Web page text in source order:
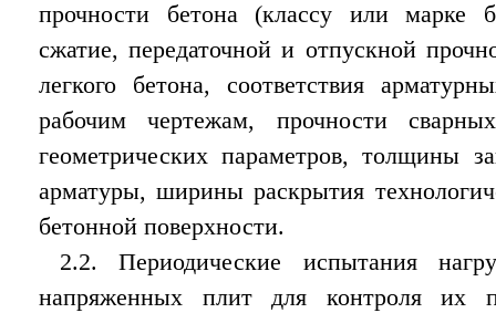
прочности бетона (классу или марке
сжатие, передаточной и отпускной
легкого бетона, соответствия
рабочим чертежам, прочности
геометрических параметров, толщины
арматуры, ширины раскрытия
бетонной поверхности.
2.2. Периодические испытания
напряженных плит для контроля их